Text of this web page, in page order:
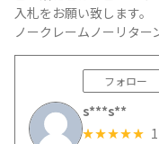
入札をお願い致します。
ノークレームノーリター
フォロー
s***s**
☆☆☆☆☆